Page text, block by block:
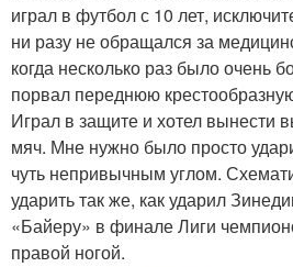
играл в футбол с 10 лет,
ни разу не обращался за
когда несколько раз было очень
порвал переднюю
Играл в защите и хотел вынести
мяч. Мне нужно было просто
чуть непривычным углом.
ударить так же, как ударил
«Байеру» в финале Лиги
правой ногой.